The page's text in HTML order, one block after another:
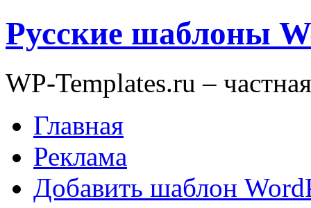
Русские шаблоны
WP-Templates.ru –
Главная
Реклама
Добавить шаблон